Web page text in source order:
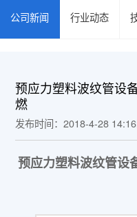
公司新闻 行业动态
预应力塑料波纹管设
燃
发布时间：2018-4-28
预应力塑料波纹管设